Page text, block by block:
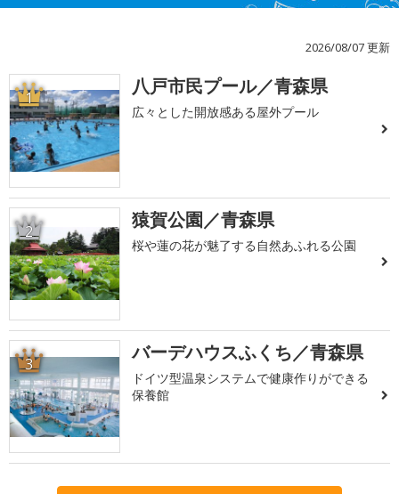
2026/08/07 更新
1 八戸市民プール／青森県
広々とした開放感ある屋外プール
2 猿賀公園／青森県
桜や蓮の花が魅了する自然あふれる公園
3 バーデハウスふくち／青森県
ドイツ型温泉システムで健康作りができる
保養館